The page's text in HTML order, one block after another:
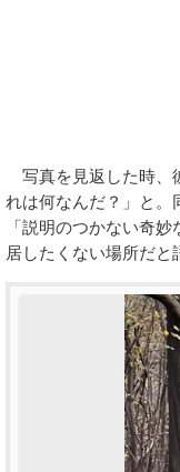
写真を見返した時、
れは何なんだ？」と。
「説明のつかない奇
居したくない場所だと